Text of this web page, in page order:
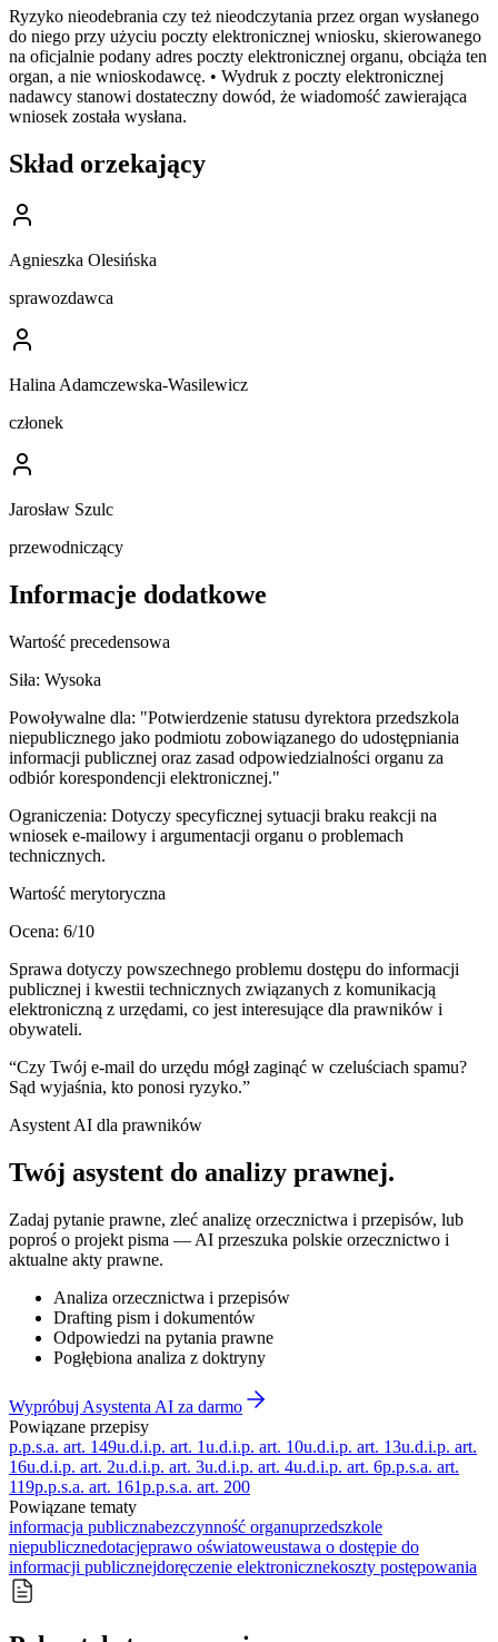
Ryzyko nieodebrania czy też nieodczytania przez organ wysłanego
do niego przy użyciu poczty elektronicznej wniosku, skierowanego
na oficjalnie podany adres poczty elektronicznej organu, obciąża ten
organ, a nie wnioskodawcę. • Wydruk z poczty elektronicznej
nadawcy stanowi dostateczny dowód, że wiadomość zawierająca
wniosek została wysłana.
Skład orzekający
Agnieszka Olesińska
sprawozdawca
Halina Adamczewska-Wasilewicz
członek
Jarosław Szulc
przewodniczący
Informacje dodatkowe
Wartość precedensowa
Siła: Wysoka
Powoływalne dla: "Potwierdzenie statusu dyrektora przedszkola
niepublicznego jako podmiotu zobowiązanego do udostępniania
informacji publicznej oraz zasad odpowiedzialności organu za
odbiór korespondencji elektronicznej."
Ograniczenia: Dotyczy specyficznej sytuacji braku reakcji na
wniosek e-mailowy i argumentacji organu o problemach
technicznych.
Wartość merytoryczna
Ocena: 6/10
Sprawa dotyczy powszechnego problemu dostępu do informacji
publicznej i kwestii technicznych związanych z komunikacją
elektroniczną z urzędami, co jest interesujące dla prawników i
obywateli.
“Czy Twój e-mail do urzędu mógł zaginąć w czeluściach spamu?
Sąd wyjaśnia, kto ponosi ryzyko.”
Asystent AI dla prawników
Twój asystent do analizy prawnej.
Zadaj pytanie prawne, zleć analizę orzecznictwa i przepisów, lub
poproś o projekt pisma — AI przeszuka polskie orzecznictwo i
aktualne akty prawne.
Analiza orzecznictwa i przepisów
Drafting pism i dokumentów
Odpowiedzi na pytania prawne
Pogłębiona analiza z doktryny
Wypróbuj Asystenta AI za darmo
Powiązane przepisy
p.p.s.a. art. 149u.d.i.p. art. 1u.d.i.p. art. 10u.d.i.p. art. 13u.d.i.p. art.
16u.d.i.p. art. 2u.d.i.p. art. 3u.d.i.p. art. 4u.d.i.p. art. 6p.p.s.a. art.
119p.p.s.a. art. 161p.p.s.a. art. 200
Powiązane tematy
informacja publicznabezczynność organuprzedszkole
niepublicznedotacjeprawo oświatoweustawa o dostępie do
informacji publicznejdoręczenie elektronicznekoszty postępowania